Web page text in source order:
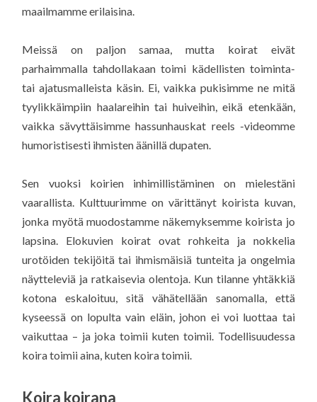
maailmamme erilaisina.
Meissä on paljon samaa, mutta koirat eivät
parhaimmalla tahdollakaan toimi kädellisten toiminta-
tai ajatusmalleista käsin. Ei, vaikka pukisimme ne mitä
tyylikkäimpiin haalareihin tai huiveihin, eikä etenkään,
vaikka sävyttäisimme hassunhauskat reels -videomme
humoristisesti ihmisten äänillä dupaten.
Sen vuoksi koirien inhimillistäminen on mielestäni
vaarallista. Kulttuurimme on värittänyt koirista kuvan,
jonka myötä muodostamme näkemyksemme koirista jo
lapsina. Elokuvien koirat ovat rohkeita ja nokkelia
urotöiden tekijöitä tai ihmismäisiä tunteita ja ongelmia
näytteleviä ja ratkaisevia olentoja. Kun tilanne yhtäkkiä
kotona eskaloituu, sitä vähätellään sanomalla, että
kyseessä on lopulta vain eläin, johon ei voi luottaa tai
vaikuttaa – ja joka toimii kuten toimii. Todellisuudessa
koira toimii aina, kuten koira toimii.
Koira koirana